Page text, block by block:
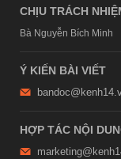
CHỊU TRÁCH
Bà Nguyễn Bích Minh
Ý KIẾN BÀI VIẾT
HỢP TÁC NỘI